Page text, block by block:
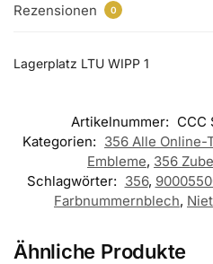
Rezensionen 0
Lagerplatz LTU WIPP 1
Artikelnummer: CCC
Kategorien: 356 Alle Online-
Embleme, 356
Schlagwörter: 356,
Farbnummernblech, Niet
Ähnliche Produkte